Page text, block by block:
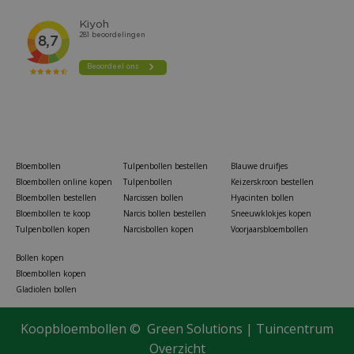
Bloembollen
Bloembollen online kopen
Bloembollen bestellen
Bloembollen te koop
Tulpenbollen kopen
Tulpenbollen bestellen
Tulpenbollen
Narcissen bollen
Narcis bollen bestellen
Narcisbollen kopen
Blauwe druifjes
Keizerskroon bestellen
Hyacinten bollen
Sneeuwklokjes kopen
Voorjaarsbloembollen
Bollen kopen
Bloembollen kopen
Gladiolen bollen
Koopbloembollen © Green Solutions | Tuincentrum
Overzicht